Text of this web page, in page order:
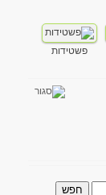
פשטידות